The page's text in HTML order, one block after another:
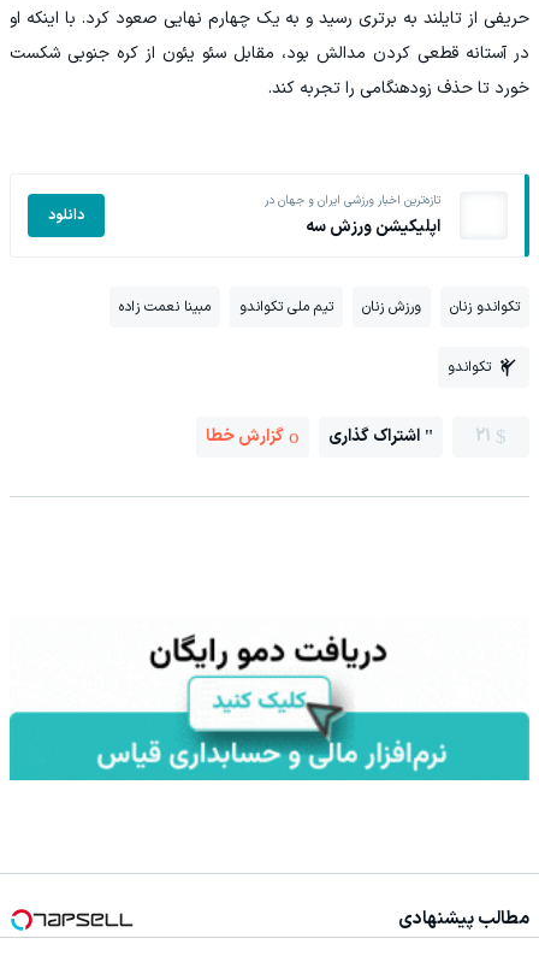
حریفی از تایلند به برتری رسید و به یک چهارم نهایی صعود کرد. با اینکه او
در آستانه قطعی کردن مدالش بود، مقابل سئو یئون از کره جنوبی شکست
خورد تا حذف زودهنگامی را تجربه کند.
تازه‌ترین اخبار ورزشی ایران و جهان در
اپلیکیشن ورزش سه دانلود
تکواندو زنان ورزش زنان تیم ملی تکواندو مبینا نعمت زاده
تکواندو
21 اشتراک گذاری گزارش خطا
مطالب پیشنهادی